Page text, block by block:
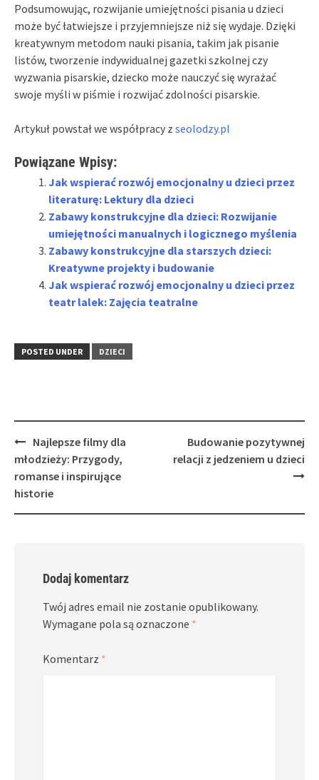
Podsumowując, rozwijanie umiejętności pisania u dzieci
może być łatwiejsze i przyjemniejsze niż się wydaje. Dzięki
kreatywnym metodom nauki pisania, takim jak pisanie
listów, tworzenie indywidualnej gazetki szkolnej czy
wyzwania pisarskie, dziecko może nauczyć się wyrażać
swoje myśli w piśmie i rozwijać zdolności pisarskie.
Artykuł powstał we współpracy z seolodzy.pl
Powiązane Wpisy:
Jak wspierać rozwój emocjonalny u dzieci przez
literaturę: Lektury dla dzieci
Zabawy konstrukcyjne dla dzieci: Rozwijanie
umiejętności manualnych i logicznego myślenia
Zabawy konstrukcyjne dla starszych dzieci:
Kreatywne projekty i budowanie
Jak wspierać rozwój emocjonalny u dzieci przez
teatr lalek: Zajęcia teatralne
POSTED UNDER DZIECI
Post
navigation
Najlepsze filmy dla
młodzieży: Przygody,
romanse i inspirujące
historie
Budowanie pozytywnej
relacji z jedzeniem u dzieci
Dodaj komentarz
Twój adres email nie zostanie opublikowany.
Wymagane pola są oznaczone *
Komentarz *